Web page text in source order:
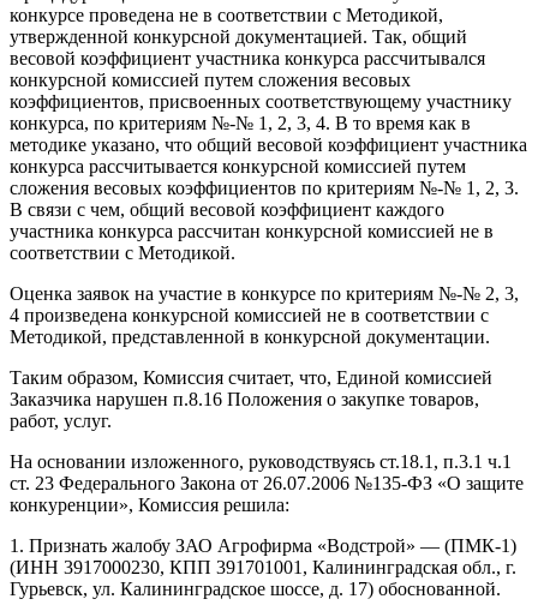
конкурсе проведена не в соответствии с Методикой,
утвержденной конкурсной документацией. Так, общий
весовой коэффициент участника конкурса рассчитывался
конкурсной комиссией путем сложения весовых
коэффициентов, присвоенных соответствующему участнику
конкурса, по критериям №-№ 1, 2, 3, 4. В то время как в
методике указано, что общий весовой коэффициент участника
конкурса рассчитывается конкурсной комиссией путем
сложения весовых коэффициентов по критериям №-№ 1, 2, 3.
В связи с чем, общий весовой коэффициент каждого
участника конкурса рассчитан конкурсной комиссией не в
соответствии с Методикой.
Оценка заявок на участие в конкурсе по критериям №-№ 2, 3,
4 произведена конкурсной комиссией не в соответствии с
Методикой, представленной в конкурсной документации.
Таким образом, Комиссия считает, что, Единой комиссией
Заказчика нарушен п.8.16 Положения о закупке товаров,
работ, услуг.
На основании изложенного, руководствуясь ст.18.1, п.3.1 ч.1
ст. 23 Федерального Закона от 26.07.2006 №135-ФЗ «О защите
конкуренции», Комиссия решила:
1. Признать жалобу ЗАО Агрофирма «Водстрой» — (ПМК-1)
(ИНН 3917000230, КПП 391701001, Калининградская обл., г.
Гурьевск, ул. Калининградское шоссе, д. 17) обоснованной.